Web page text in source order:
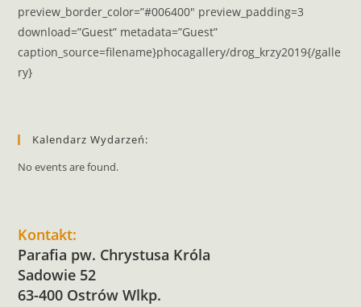
preview_border_color=”#006400″ preview_padding=3
download=”Guest” metadata=”Guest”
caption_source=filename}phocagallery/drog_krzy2019{/galle
ry}
Kalendarz Wydarzeń:
No events are found.
Kontakt:
Parafia pw. Chrystusa Króla
Sadowie 52
63-400 Ostrów Wlkp.